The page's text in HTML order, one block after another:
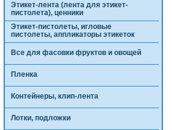
Этикет-лента (лента для этикет-
пистолета), ценники
Этикет-пистолеты, игловые
пистолеты, аппликаторы этикеток
Все для фасовки фруктов и овощей
Пленка
Контейнеры, клип-лента
Лотки, подложки